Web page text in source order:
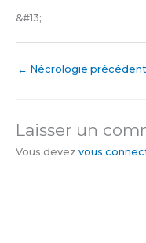
&#13;
← Nécrologie précédent
Laisser un
Vous devez vous